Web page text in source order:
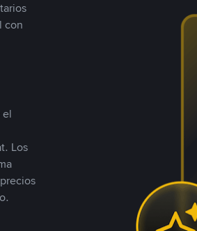
con
el
Los